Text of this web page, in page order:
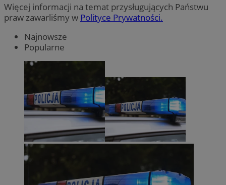
Więcej informacji na temat przysługujących Państwu
praw zawarliśmy w Polityce Prywatności.
Najnowsze
Popularne